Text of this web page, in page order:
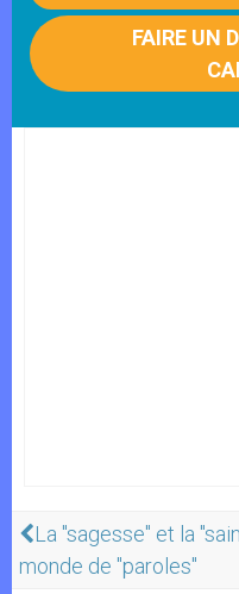
FAIRE UN
La "sagesse" et la
monde de "paroles"